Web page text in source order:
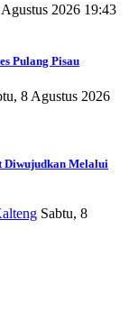
2026 19:43
Pulang Pisau
8 Agustus 2026
Diwujudkan Melalui
Sabtu, 8